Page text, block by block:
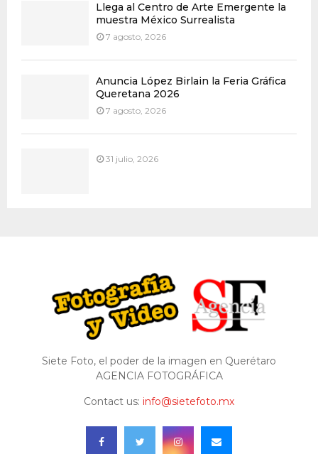
Llega al Centro de Arte Emergente la
muestra México Surrealista
7 agosto, 2026
Anuncia López Birlain la Feria Gráfica
Queretana 2026
7 agosto, 2026
31 julio, 2026
Siete Foto, el poder de la imagen en Querétaro
AGENCIA FOTOGRÁFICA
Contact us: info@sietefoto.mx